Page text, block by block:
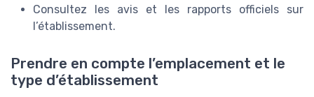
Consultez les avis et les rapports officiels sur
l’établissement.
Prendre en compte l’emplacement et le
type d’établissement